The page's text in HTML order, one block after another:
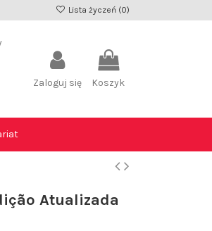
Lista życzeń (0)
Zaloguj się Koszyk
Atualizada